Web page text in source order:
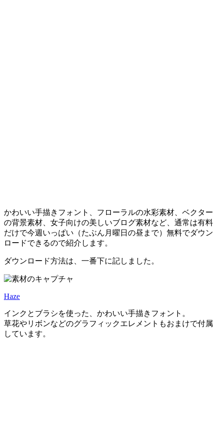
かわいい手描きフォント、フローラルの水彩素材、ベクター
の背景素材、女子向けの美しいブログ素材など、通常は有料
だけで今週いっぱい（たぶん月曜日の昼まで）無料でダウン
ロードできるので紹介します。
ダウンロード方法は、一番下に記しました。
Haze
インクとブラシを使った、かわいい手描きフォント。
草花やリボンなどのグラフィックエレメントもおまけで付属
しています。